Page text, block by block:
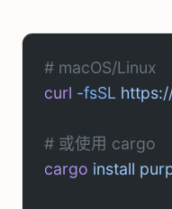
# macOS/Linux
curl -fsSL
# 或使用 cargo
cargo install